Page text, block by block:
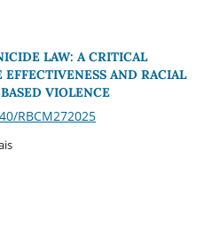
LAW: A CRITICAL
EFFECTIVENESS AND RACIAL
VIOLENCE
RBCM272025